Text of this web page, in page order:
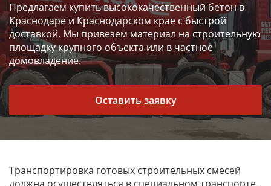
Предлагаем купить высококачественный бетон в
Краснодаре и Краснодарском крае с быстрой
доставкой. Мы привезем материал на строительную
площадку крупного объекта или в частное
домовладение.
Оставить заявку
Транспортировка готовых строительных смесей